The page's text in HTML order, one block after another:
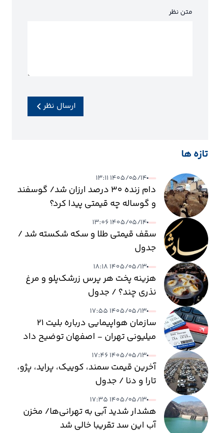
متن نظر
ارسال نظر
تازه ها
۱۴۰۵/۰۵/۱۴ ۱۳:۱۱
دام زنده ۳۰ درصد ارزان شد/ گوسفند
و گوساله چه قیمتی پیدا کرد؟
۱۴۰۵/۰۵/۱۴ ۱۳:۰۶
سقف قیمتی طلا و سکه شکسته شد /
جدول
۱۴۰۵/۰۵/۱۳ ۱۸:۱۸
هزینه پخت هر پرس زرشک‌پلو و مرغ
نذری چند؟ / جدول
۱۴۰۵/۰۵/۱۳ ۱۷:۵۵
سازمان هواپیمایی درباره بلیت ۲۱
میلیونی تهران - اصفهان توضیح داد
۱۴۰۵/۰۵/۱۳ ۱۷:۴۶
آخرین قیمت سمند، کوییک، پراید، پژو،
تارا و دنا / جدول
۱۴۰۵/۰۵/۱۳ ۱۷:۳۵
هشدار شدید آبی به تهرانی‌ها/ مخزن
آب این سد تقریبا خالی شد